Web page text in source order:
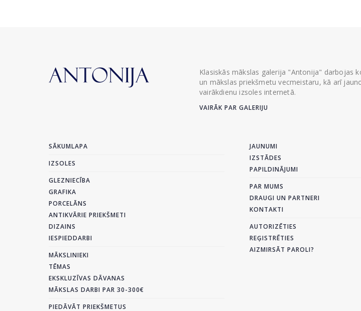
Klasiskās mākslas galerija "Antonija" darbojas
un mākslas priekšmetu vecmeistaru, kā arī
vairākdienu izsoles internetā.
VAIRĀK PAR GALERIJU
SĀKUMLAPA
IZSOLES
GLEZNIECĪBA
GRAFIKA
PORCELĀNS
ANTIKVĀRIE PRIEKŠMETI
DIZAINS
IESPIEDDARBI
MĀKSLINIEKI
TĒMAS
EKSKLUZĪVAS DĀVANAS
MĀKSLAS DARBI PAR 30-300€
PIEDĀVĀT PRIEKŠMETUS
JAUNUMI
IZSTĀDES
PAPILDINĀJUMI
PAR MUMS
DRAUGI UN PARTNERI
KONTAKTI
AUTORIZĒTIES
REĢISTRĒTIES
AIZMIRSĀT PAROLI?